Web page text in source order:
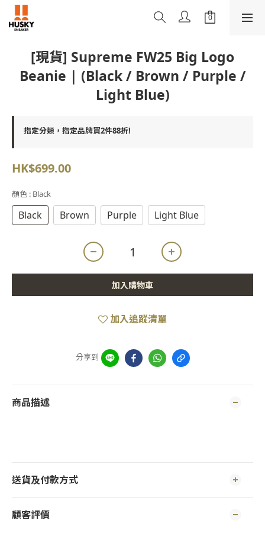
[現貨] Supreme FW25 Big Logo
Beanie | (Black / Brown / Purple /
Light Blue)
指定分類，指定品牌買2件88折!
HK$699.00
顏色 : Black
Black Brown Purple Light Blue
加入購物車
加入追蹤清單
分享到
商品描述
送貨及付款方式
顧客評價